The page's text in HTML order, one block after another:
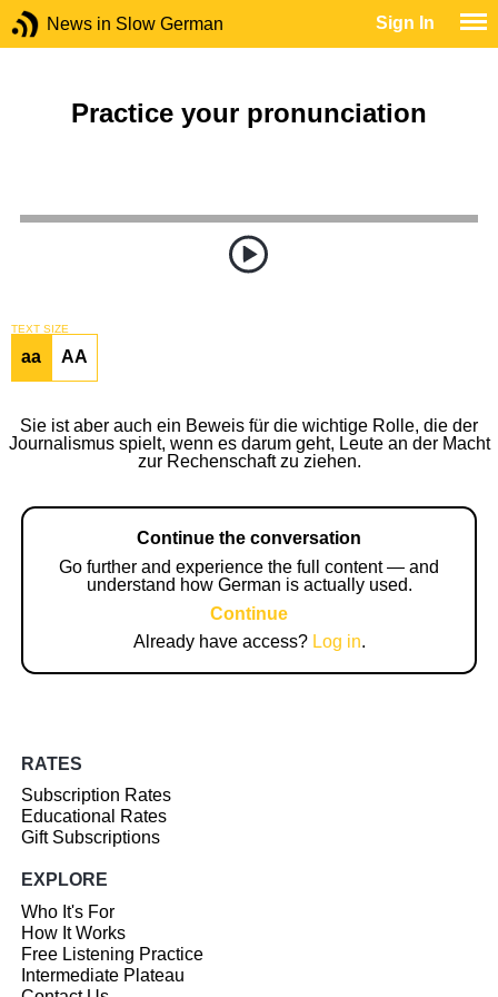
News in Slow German Sign In
Practice your pronunciation
TEXT SIZE
aa AA
Sie ist aber auch ein Beweis für die wichtige Rolle, die der
Journalismus spielt, wenn es darum geht, Leute an der Macht
zur Rechenschaft zu ziehen.
Continue the conversation
Go further and experience the full content — and
understand how German is actually used.
Continue
Already have access? Log in.
RATES
Subscription Rates
Educational Rates
Gift Subscriptions
EXPLORE
Who It's For
How It Works
Free Listening Practice
Intermediate Plateau